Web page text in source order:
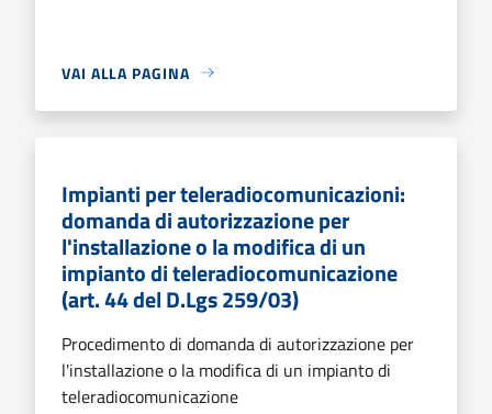
VAI ALLA PAGINA
Impianti per teleradiocomunicazioni:
domanda di autorizzazione per
l'installazione o la modifica di un
impianto di teleradiocomunicazione
(art. 44 del D.Lgs 259/03)
Procedimento di domanda di autorizzazione per
l'installazione o la modifica di un impianto di
teleradiocomunicazione